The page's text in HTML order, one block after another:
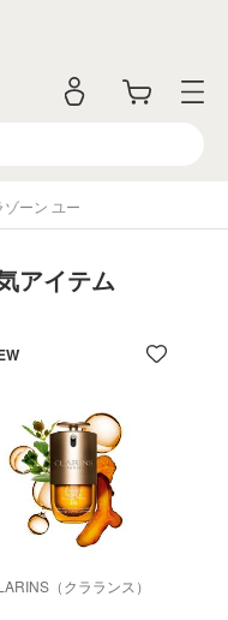
ゾーン ユー
アイテム
（クラランス）